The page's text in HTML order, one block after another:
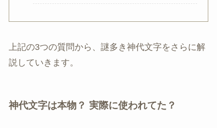
上記の3つの質問から、謎多き神代文字をさらに解
説していきます。
神代文字は本物？ 実際に使われてた？